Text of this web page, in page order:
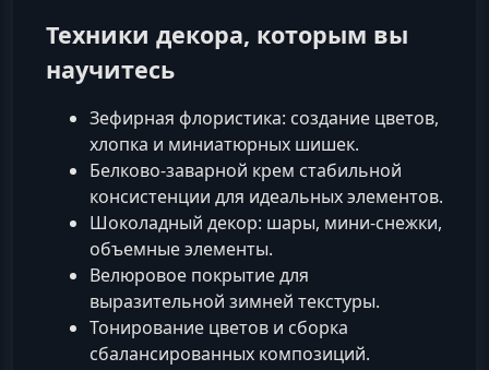
Техники декора, которым вы
научитесь
Зефирная флористика: создание цветов,
хлопка и миниатюрных шишек.
Белково-заварной крем стабильной
консистенции для идеальных элементов.
Шоколадный декор: шары, мини-снежки,
объемные элементы.
Велюровое покрытие для
выразительной зимней текстуры.
Тонирование цветов и сборка
сбалансированных композиций.